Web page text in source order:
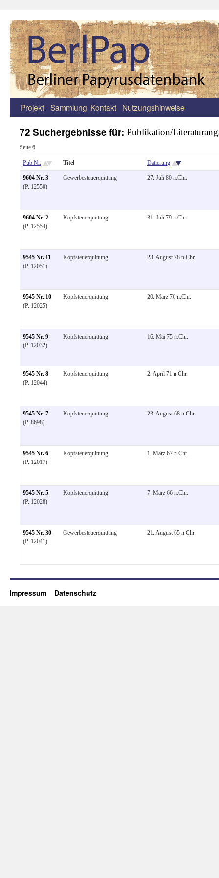
Zum
springen
Projekt Sammlung Kontakt Nutzungshinweise
72 Suchergebnisse für: Publikation/
Seite 6
Pub.Nr. Titel Datierung
9604 Nr. 3
(P. 12550)
Gewerbesteuerquittung 27. Juli 80 n.Chr.
9604 Nr. 2
(P. 12554)
Kopfsteuerquittung 31. Juli 79 n.Chr.
9545 Nr. 11
(P. 12051)
Kopfsteuerquittung 23. August 78 n.Chr.
9545 Nr. 10
(P. 12025)
Kopfsteuerquittung 20. März 76 n.Chr.
9545 Nr. 9
(P. 12032)
Kopfsteuerquittung 16. Mai 75 n.Chr.
9545 Nr. 8
(P. 12044)
Kopfsteuerquittung 2. April 71 n.Chr.
9545 Nr. 7
(P. 8698)
Kopfsteuerquittung 23. August 68 n.Chr.
9545 Nr. 6
(P. 12017)
Kopfsteuerquittung 1. März 67 n.Chr.
9545 Nr. 5
(P. 12028)
Kopfsteuerquittung 7. März 66 n.Chr.
9545 Nr. 30
(P. 12041)
Gewerbesteuerquittung 21. August 65 n.Chr.
Impressum Datenschutz